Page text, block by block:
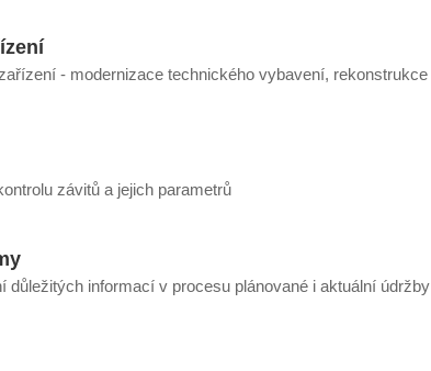
- modernizace technického vybavení, rekonstrukce
závitů a jejich parametrů
důležitých informací v procesu plánované i aktuální údržby